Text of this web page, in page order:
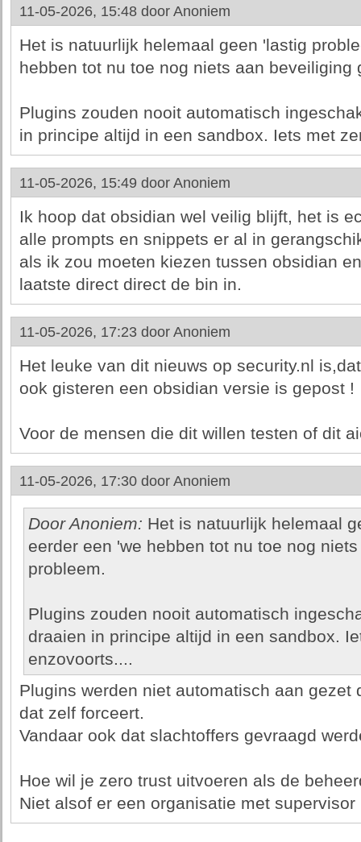
11-05-2026, 15:48 door Anoniem
Het is natuurlijk helemaal geen 'lastig
hebben tot nu toe nog niets aan beveiliging
Plugins zouden nooit automatisch
in principe altijd in een sandbox. Iets met
11-05-2026, 15:49 door Anoniem
Ik hoop dat obsidian wel veilig blijft, het is
alle prompts en snippets er al in
als ik zou moeten kiezen tussen obsidian
laatste direct direct de bin in.
11-05-2026, 17:23 door Anoniem
Het leuke van dit nieuws op security.nl
ook gisteren een obsidian versie is gepost !
Voor de mensen die dit willen testen of dit
11-05-2026, 17:30 door Anoniem
Door Anoniem: Het is natuurlijk helemaal
eerder een 'we hebben tot nu toe nog
probleem.
Plugins zouden nooit automatisch
draaien in principe altijd in een sandbox.
enzovoorts....
Plugins werden niet automatisch aan
dat zelf forceert.
Vandaar ook dat slachtoffers gevraagd
Hoe wil je zero trust uitvoeren als de
Niet alsof er een organisatie met